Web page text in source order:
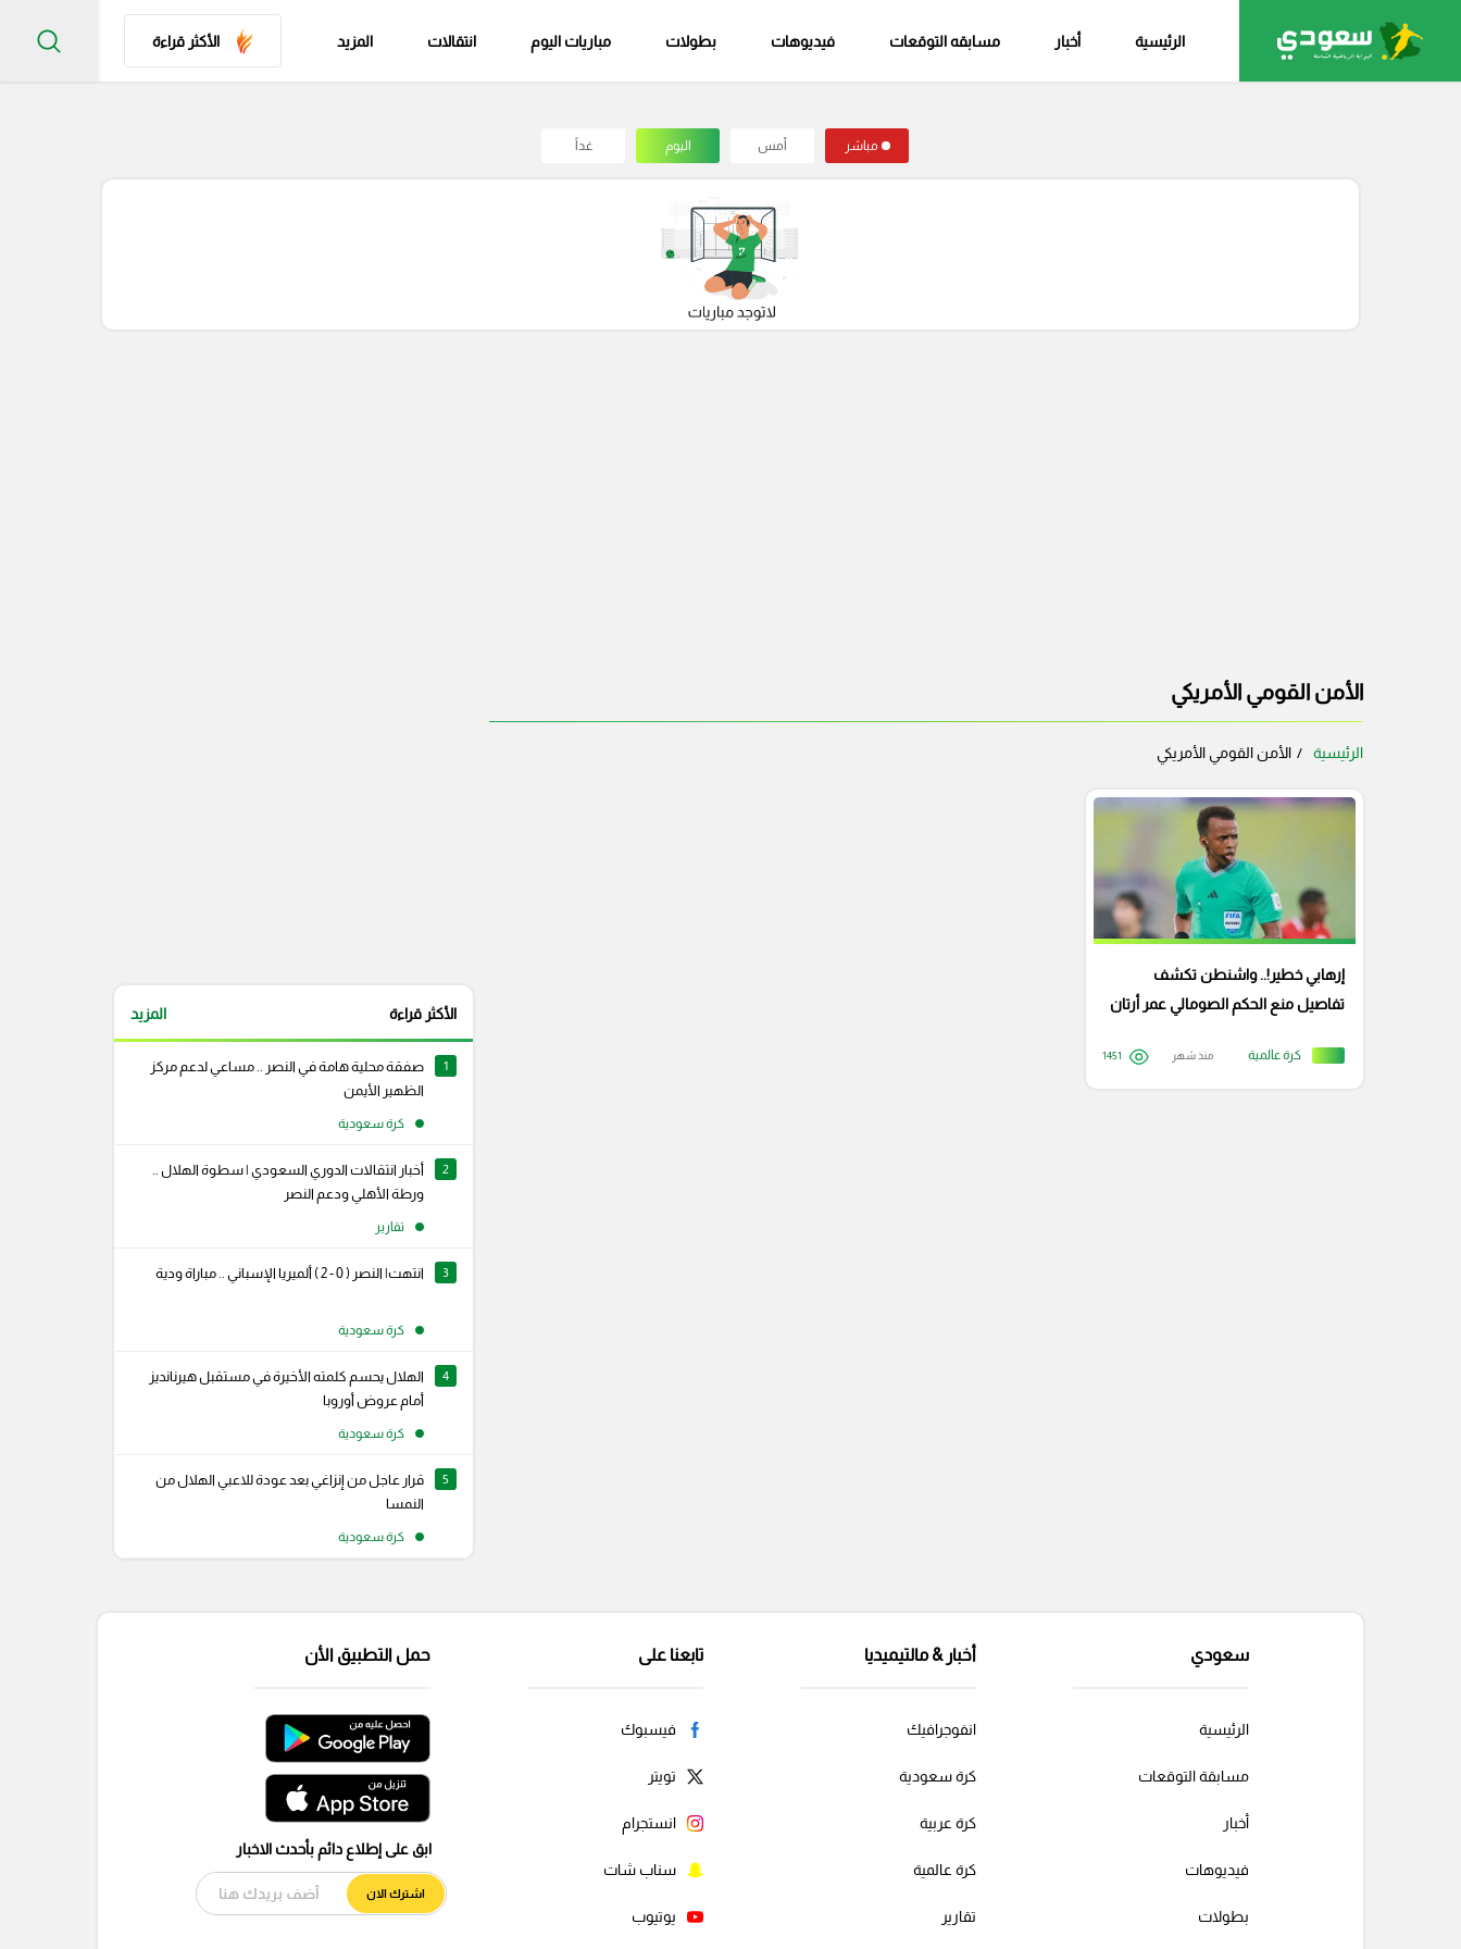
الرئيسية أخبار مسابقه التوقعات فيديوهات بطولات مباريات اليوم انتقالات المزيد الأكثر قراءة
مباشر أمس اليوم غداً
الأمن القومي الأمريكي
الرئيسية الأمن القومي الأمريكي
كرة عالمية
إرهابي خطير!.. واشنطن تكشف
تفاصيل منع الحكم الصومالي عمر أرتان
منذ شهر 1451
الأكثر قراءة المزيد
1
صفقة محلية هامة في النصر .. مساعي لدعم مركز
الظهير الأيمن
كرة سعودية
2
أخبار انتقالات الدوري السعودي | سطوة الهلال ..
ورطة الأهلي ودعم النصر
تقارير
3 انتهت| النصر ( 0 - 2 ) ألميريا الإسباني .. مباراة ودية
كرة سعودية
4
الهلال يحسم كلمته الأخيرة في مستقبل هيرنانديز
أمام عروض أوروبا
كرة سعودية
5
قرار عاجل من إنزاغي بعد عودة للاعبي الهلال من
النمسا
كرة سعودية
سعودي
الرئيسية
مسابقة التوقعات
أخبار
فيديوهات
بطولات
أخبار & مالتيميديا
انفوجرافيك
كرة سعودية
كرة عربية
كرة عالمية
تقارير
تابعنا على
فيسبوك
تويتر
انستجرام
سناب شات
يوتيوب
حمل التطبيق الأن
ابق على إطلاع دائم بأحدث الاخبار
اشترك الان